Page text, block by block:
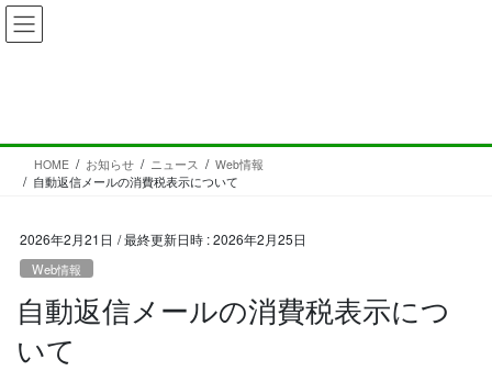
コ
ン
ス
ナ
ビ
ン
HOME お知らせ ニュース
Web情報
自動返信メールの消費税表示について
2026年2月21日 / 最終更新日時 :2026年2月25日
Web情報
自動返信メールの消費税表示につ
いて